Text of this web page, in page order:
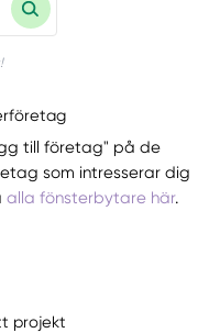
till företag" på de
som intresserar dig
alla fönsterbytare här.
projekt